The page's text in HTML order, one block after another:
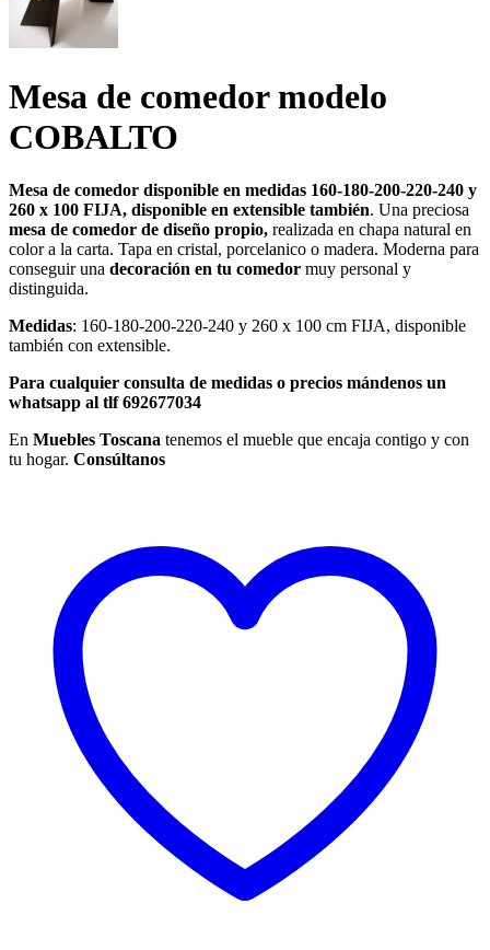
Mesa de comedor modelo
COBALTO
Mesa de comedor disponible en medidas 160-180-200-220-240 y
260 x 100 FIJA, disponible en extensible también. Una preciosa
mesa de comedor de diseño propio, realizada en chapa natural en
color a la carta. Tapa en cristal, porcelanico o madera. Moderna para
conseguir una decoración en tu comedor muy personal y
distinguida.
Medidas: 160-180-200-220-240 y 260 x 100 cm FIJA, disponible
también con extensible.
Para cualquier consulta de medidas o precios mándenos un
whatsapp al tlf 692677034
En Muebles Toscana tenemos el mueble que encaja contigo y con
tu hogar. Consúltanos